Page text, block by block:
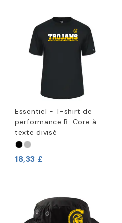
Essentiel - T-shirt de
performance B-Core à
texte divisé
18,33 £